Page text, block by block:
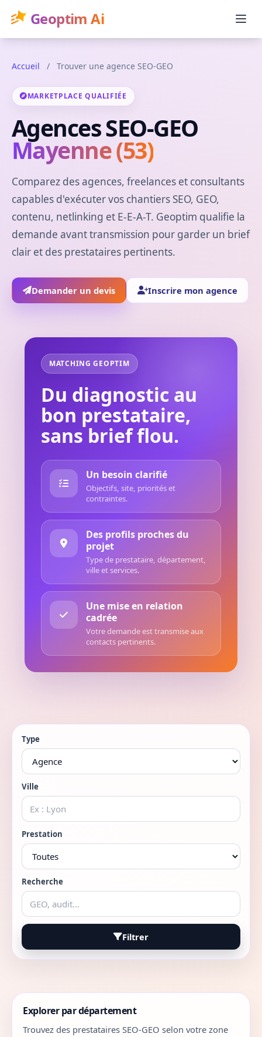
Geoptim Ai
Accueil / Trouver une agence SEO-GEO
MARKETPLACE QUALIFIÉE
Agences SEO-GEO
Mayenne (53)
Comparez des agences, freelances et consultants
capables d'exécuter vos chantiers SEO, GEO,
contenu, netlinking et E-E-A-T. Geoptim qualifie la
demande avant transmission pour garder un brief
clair et des prestataires pertinents.
Demander un devis Inscrire mon agence
MATCHING GEOPTIM
Du diagnostic au
bon prestataire,
sans brief flou.
Un besoin clarifié
Objectifs, site, priorités et
contraintes.
Des profils proches du
projet
Type de prestataire, département,
ville et services.
Une mise en relation
cadrée
Votre demande est transmise aux
contacts pertinents.
Type
Ville
Prestation
Recherche
Filtrer
Explorer par département
Trouvez des prestataires SEO-GEO selon votre zone